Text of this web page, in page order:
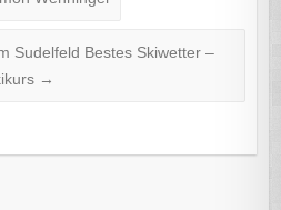
Sudelfeld Bestes Skiwetter –
→